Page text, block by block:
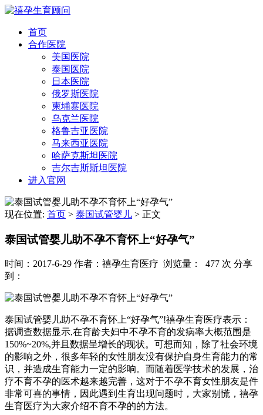
首页
合作医院
美国医院
泰国医院
日本医院
俄罗斯医院
柬埔寨医院
乌克兰医院
格鲁吉亚医院
马来西亚医院
哈萨克斯坦医院
吉尔吉斯斯坦医院
进入官网
现在位置: 首页 > 泰国试管婴儿 > 正文
泰国试管婴儿助不孕不育怀上“好孕气”
时间：2017-6-29 作者：禧孕生育医疗 浏览量： 477 次 分享
到：
泰国试管婴儿助不孕不育怀上“好孕气”!禧孕生育医疗表示：
据调查数据显示,在育龄夫妇中不孕不育的发病率大概范围是
150%~20%,并且数据呈增长的现状。可想而知，除了社会环境
的影响之外，很多年轻的女性朋友没有保护自身生育能力的常
识，并造成生育能力一定的影响。而随着医学技术的发展，治
疗不育不孕的医术越来越完善，这对于不孕不育女性朋友是件
非常可喜的事情，因此遇到生育出现问题时，大家别慌，禧孕
生育医疗为大家介绍不育不孕的的方法。